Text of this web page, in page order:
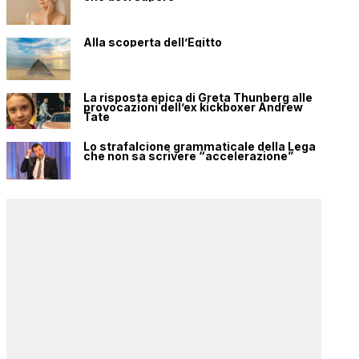
Alla scoperta dell’Egitto
La risposta epica di Greta Thunberg alle
provocazioni dell’ex kickboxer Andrew
Tate
Lo strafalcione grammaticale della Lega
che non sa scrivere “accelerazione”